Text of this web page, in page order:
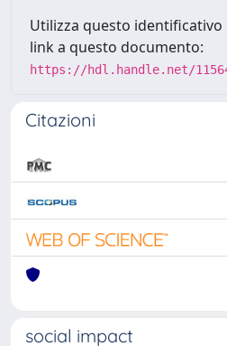
Utilizza questo
link a questo documento:
https://hdl.handle.net/
Citazioni
social impact